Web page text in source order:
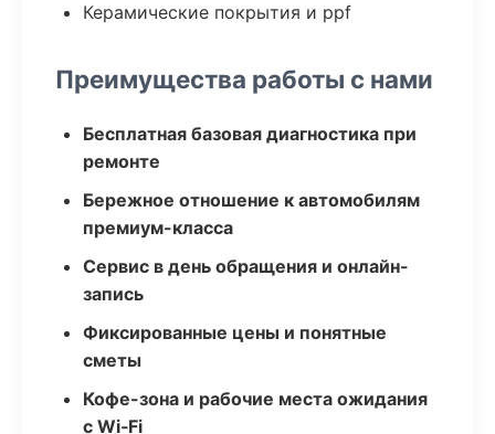
Керамические покрытия и ppf
Преимущества работы с нами
Бесплатная базовая диагностика при
ремонте
Бережное отношение к автомобилям
премиум-класса
Сервис в день обращения и онлайн-
запись
Фиксированные цены и понятные
сметы
Кофе-зона и рабочие места ожидания
с Wi‑Fi